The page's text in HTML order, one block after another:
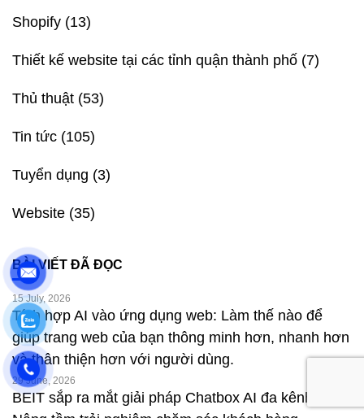
Shopify (13)
Thiết kế website tại các tỉnh quận thành phố (7)
Thủ thuật (53)
Tin tức (105)
Tuyển dụng (3)
Website (35)
BÀI VIẾT ĐÃ ĐỌC
Tích hợp AI vào ứng dụng web: Làm thế nào để
giúp trang web của bạn thông minh hơn, nhanh hơn
và thân thiện hơn với người dùng.
15 July, 2026
BEIT sắp ra mắt giải pháp Chatbox AI đa kênh –
29 June, 2026